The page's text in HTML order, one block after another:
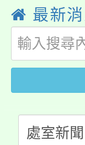
系所
學籍
版
淨零
公告
代理(
「
桃園
代理(
公告
最新